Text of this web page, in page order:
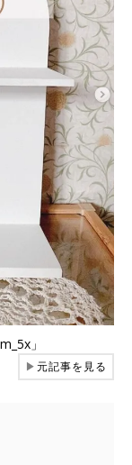
」
▶元記事を見る